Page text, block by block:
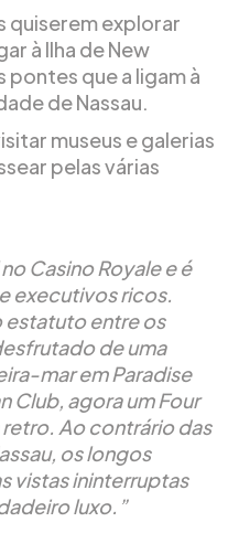
quiserem explorar
à Ilha de New
que a ligam à
de Nassau.
museus e galerias
pelas várias
Casino Royale e é
executivos ricos.
estatuto entre os
de uma
mar em Paradise
Club, agora um Four
retro. Ao contrário das
os longos
vistas ininterruptas
luxo.”